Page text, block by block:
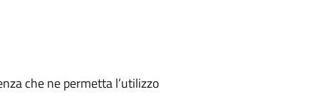
che ne permetta l’utilizzo